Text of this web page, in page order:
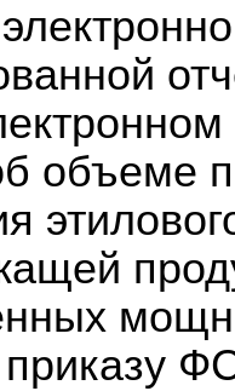
объеме
приказу